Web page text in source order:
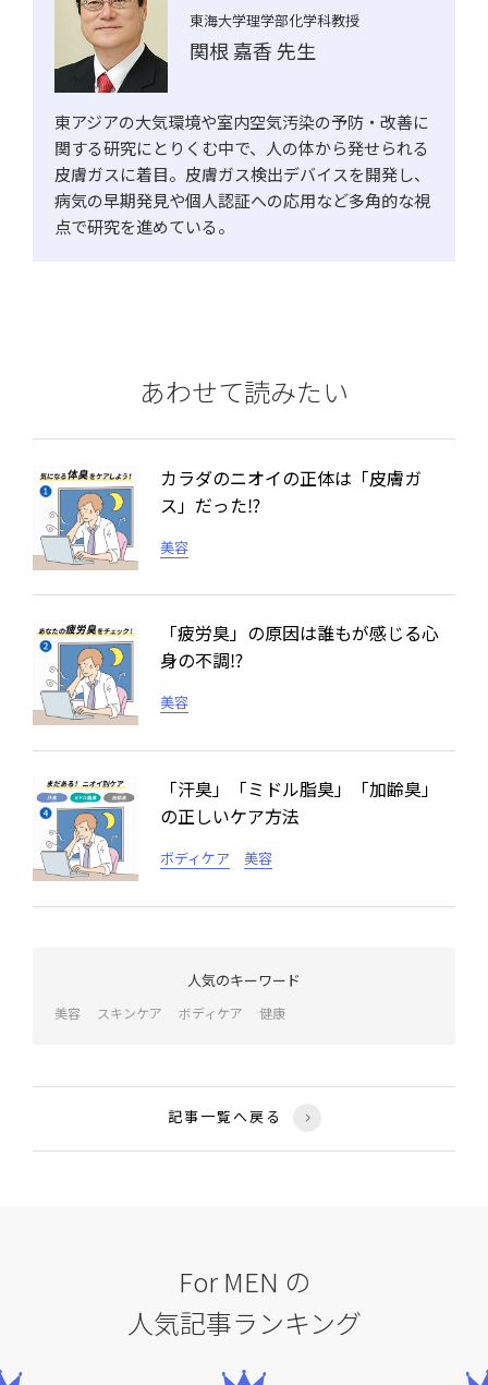
東海大学理学部化学科教授
関根 嘉香 先生
東アジアの大気環境や室内空気汚染の予防・改善に
関する研究にとりくむ中で、人の体から発せられる
皮膚ガスに着目。皮膚ガス検出デバイスを開発し、
病気の早期発見や個人認証への応用など多角的な視
点で研究を進めている。
あわせて読みたい
カラダのニオイの正体は「皮膚ガ
ス」だった⁉
美容
「疲労臭」の原因は誰もが感じる心
身の不調⁉
美容
「汗臭」「ミドル脂臭」「加齢臭」
の正しいケア方法
ボディケア 美容
人気のキーワード
美容 スキンケア ボディケア 健康
記事一覧へ戻る
For MEN の
人気記事ランキング